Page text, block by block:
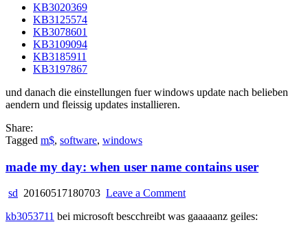
KB3020369
KB3125574
KB3078601
KB3109094
KB3185911
KB3197867
und danach die einstellungen fuer windows update nach belieben
aendern und fleissig updates installieren.
Share:
Tagged m$, software, windows
made my day: when user name contains user
sd 20160517180703 Leave a Commenton
my
kb3053711 bei microsoft bescchreibt was gaaaaanz geiles: